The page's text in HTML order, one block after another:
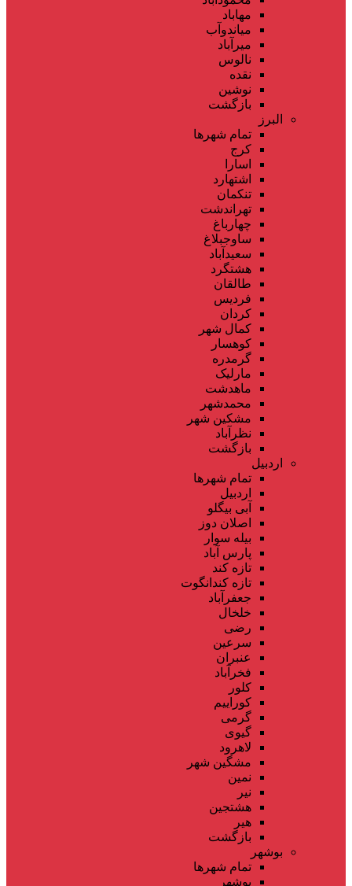
مهاباد
میاندوآب
میرآباد
نالوس
نقده
نوشین
بازگشت
البرز
تمام شهر‌ها
کرج
اسارا
اشتهارد
تنکمان
تهراندشت
چهارباغ
ساوجبلاغ
سعیدآباد
هشتگرد
طالقان
فردیس
کردان
کمال شهر
کوهسار
گرمدره
مارلیک
ماهدشت
محمدشهر
مشکین شهر
نظرآباد
بازگشت
اردبیل
تمام شهر‌ها
اردبیل
آبی بیگلو
اصلان دوز
بیله سوار
پارس آباد
تازه کند
تازه کندانگوت
جعفرآباد
خلخال
رضی
سرعین
عنبران
فخرآباد
کلور
کوراییم
گرمی
گیوی
لاهرود
مشگین شهر
نمین
نیر
هشتجین
هیر
بازگشت
بوشهر
تمام شهر‌ها
بوشهر